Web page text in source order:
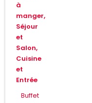
à
manger,
Séjour
et
Salon,
Cuisine
et
Entrée
Buffet